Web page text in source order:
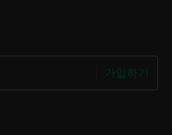
가입하기